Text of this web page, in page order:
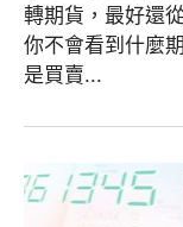
轉期貨，最好還
你不會看到什麼
是買賣...